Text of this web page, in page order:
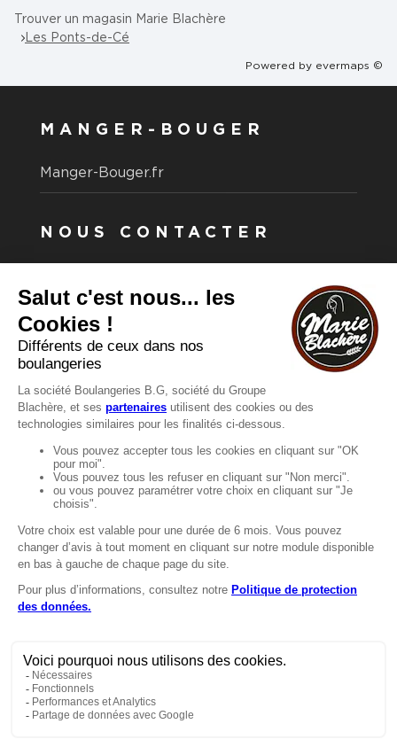
Trouver un magasin Marie Blachère
Les Ponts-de-Cé
Powered by evermaps ©
MANGER-BOUGER
Manger-Bouger.fr
NOUS CONTACTER
Vous souhaitez nous contacter ?
Consultez notre FAQ.
FAQ
Recrutement
MENTIONS
Mentions légales
Protection des données
LignÉthique
Caractéristiques environnementales des